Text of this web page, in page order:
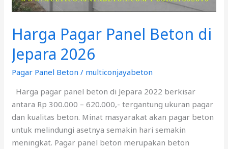
Harga Pagar Panel Beton di
Jepara 2026
Pagar Panel Beton / multiconjayabeton
Harga pagar panel beton di Jepara 2022 berkisar
antara Rp 300.000 – 620.000,- tergantung ukuran pagar
dan kualitas beton. Minat masyarakat akan pagar beton
untuk melindungi asetnya semakin hari semakin
meningkat. Pagar panel beton merupakan beton